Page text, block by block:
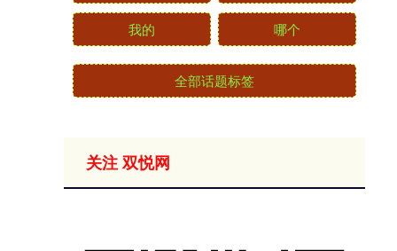
我的 哪个
全部话题标签
关注 双悦网